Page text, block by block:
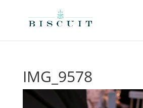
IMG_9578